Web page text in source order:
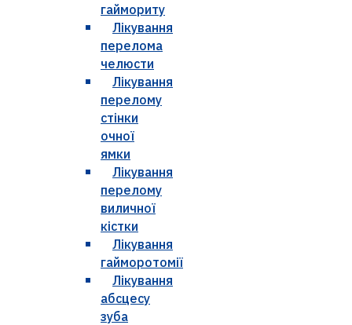
гаймориту
Лікування
перелома
челюсти
Лікування
перелому
стінки
очної
ямки
Лікування
перелому
виличної
кістки
Лікування
гайморотомії
Лікування
абсцесу
зуба